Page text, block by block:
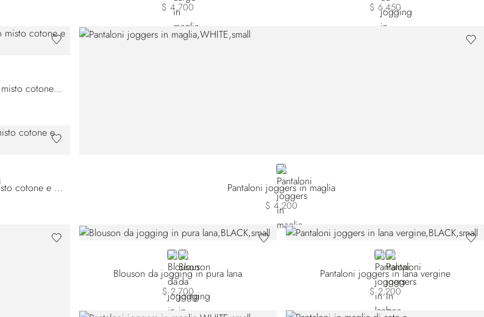
$ 4,700 $ 6,450
Blouson da jogging in tessuto misto cotone e seta
WHITE
Pantaloni joggers in maglia
$ 4,200
Pantaloni joggers in tessuto misto cotone e seta
BLACK
BLUE
Blouson da jogging in pura lana
$ 2,700
BLACK
BLUE
Pantaloni joggers in lana vergine
$ 2,200